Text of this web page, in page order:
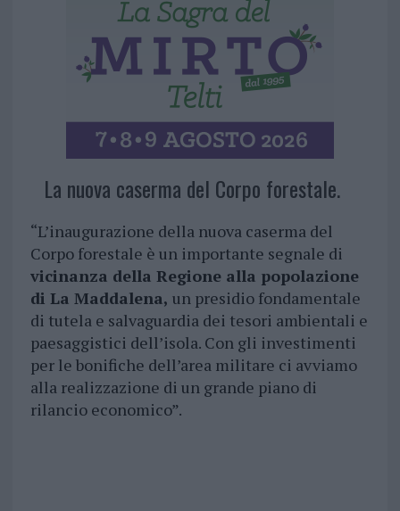
La nuova caserma del Corpo forestale.
“L’inaugurazione della nuova caserma del
Corpo forestale è un importante segnale di
vicinanza della Regione alla popolazione
di La Maddalena, un presidio fondamentale
di tutela e salvaguardia dei tesori ambientali e
paesaggistici dell’isola. Con gli investimenti
per le bonifiche dell’area militare ci avviamo
alla realizzazione di un grande piano di
rilancio economico”.